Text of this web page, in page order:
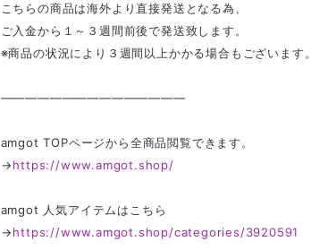
こちらの商品は海外より直接発送となる為、
ご入金から１～３週間前後で発送致します。
※商品の状況により３週間以上かかる場合もございます。
———————————————
amgot TOPページから全商品閲覧できます。
→https://www.amgot.shop/
amgot 人気アイテムはこちら
→https://www.amgot.shop/categories/3920591